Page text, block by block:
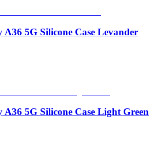
A36 5G Silicone Case Levander
A36 5G Silicone Case Light Green